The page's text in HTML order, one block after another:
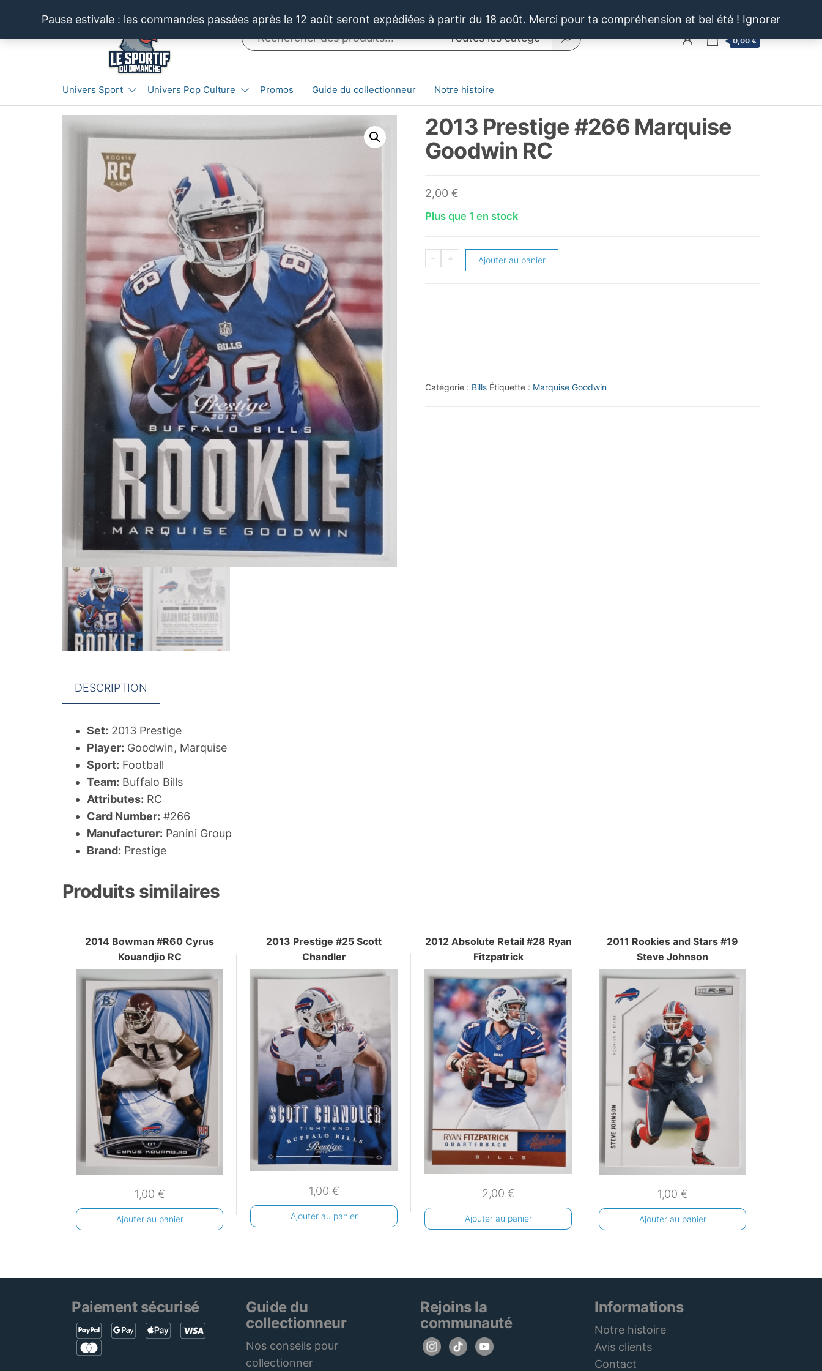
contenu
Pause estivale : les commandes passées après le 12 août seront expédiées à partir du 18 août. Merci pour ta compréhension et bel été ! Ignorer
LE SPORTIF
DU
DIMANCHE®
et
produits
autour
0,00 €
Univers Sport Univers Pop Culture Promos Guide du collectionneur Notre histoire
2013 Prestige #266 Marquise
Goodwin RC
2,00 €
Plus que 1 en stock
-
quantité
+ Ajouter au panier
Catégorie : Bills Étiquette : Marquise Goodwin
DESCRIPTION
Set: 2013 Prestige
Player: Goodwin, Marquise
Sport: Football
Team: Buffalo Bills
Attributes: RC
Card Number: #266
Manufacturer: Panini Group
Brand: Prestige
Produits similaires
2014 Bowman #R60 Cyrus
Kouandjio RC
1,00 €
Ajouter au panier
2013 Prestige #25 Scott
Chandler
1,00 €
Ajouter au panier
2012 Absolute Retail #28 Ryan
Fitzpatrick
2,00 €
Ajouter au panier
2011 Rookies and Stars #19
Steve Johnson
1,00 €
Ajouter au panier
Paiement sécurisé
Guide du
collectionneur
Nos conseils pour
collectionner
Rejoins la
communauté
Informations
Notre histoire
Avis clients
Contact